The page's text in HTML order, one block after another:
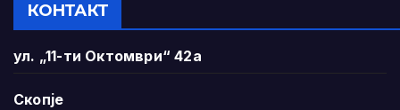
КОНТАКТ
ул. „11-ти Октомври“ 42а
Скопје